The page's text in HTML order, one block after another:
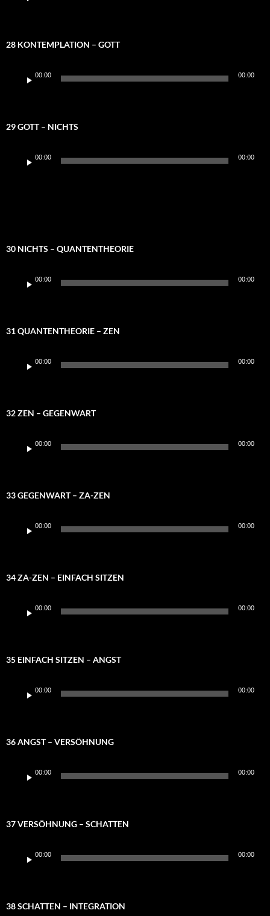
28 KONTEMPLATION – GOTT
Player
00:00 00:00
29 GOTT – NICHTS
Player
00:00 00:00
30 NICHTS – QUANTENTHEORIE
Player
00:00 00:00
31 QUANTENTHEORIE – ZEN
Player
00:00 00:00
32 ZEN – GEGENWART
Player
00:00 00:00
33 GEGENWART – ZA-ZEN
Player
00:00 00:00
34 ZA-ZEN – EINFACH SITZEN
Player
00:00 00:00
35 EINFACH SITZEN – ANGST
Player
00:00 00:00
36 ANGST – VERSÖHNUNG
Player
00:00 00:00
37 VERSÖHNUNG – SCHATTEN
Player
00:00 00:00
38 SCHATTEN – INTEGRATION